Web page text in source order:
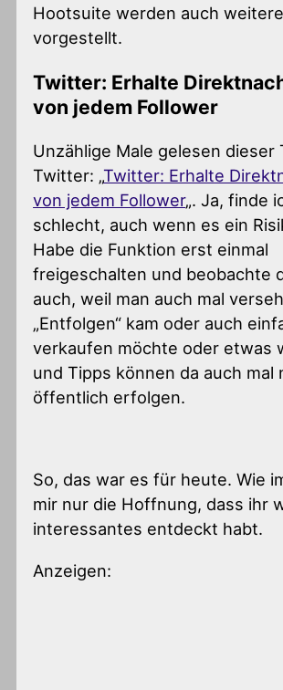
Hootsuite werden auch
vorgestellt.
Twitter: Erhalte
von jedem Follower
Unzählige Male gelesen dieser
Twitter: „Twitter: Erhalte
von jedem Follower„. Ja, finde
schlecht, auch wenn es ein
Habe die Funktion erst einmal
freigeschalten und beobachte
auch, weil man auch mal
„Entfolgen“ kam oder auch
verkaufen möchte oder etwas
und Tipps können da auch mal
öffentlich erfolgen.
So, das war es für heute. Wie
mir nur die Hoffnung, dass ihr
interessantes entdeckt habt.
Anzeigen: